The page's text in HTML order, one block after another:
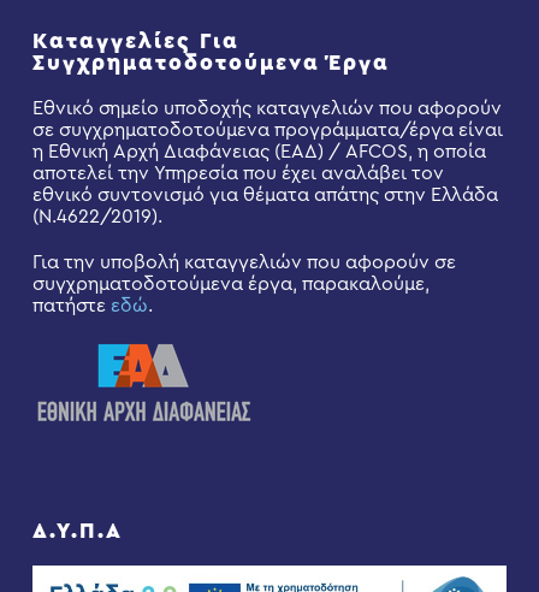
Καταγγελίες Για
Συγχρηματοδοτούμενα Έργα
Εθνικό σημείο υποδοχής καταγγελιών που αφορούν
σε συγχρηματοδοτούμενα προγράμματα/έργα είναι
η Εθνική Αρχή Διαφάνειας (ΕΑΔ) / AFCOS, η οποία
αποτελεί την Υπηρεσία που έχει αναλάβει τον
εθνικό συντονισμό για θέματα απάτης στην Ελλάδα
(Ν.4622/2019).
Για την υποβολή καταγγελιών που αφορούν σε
συγχρηματοδοτούμενα έργα, παρακαλούμε,
πατήστε εδώ.
Δ.Υ.Π.Α